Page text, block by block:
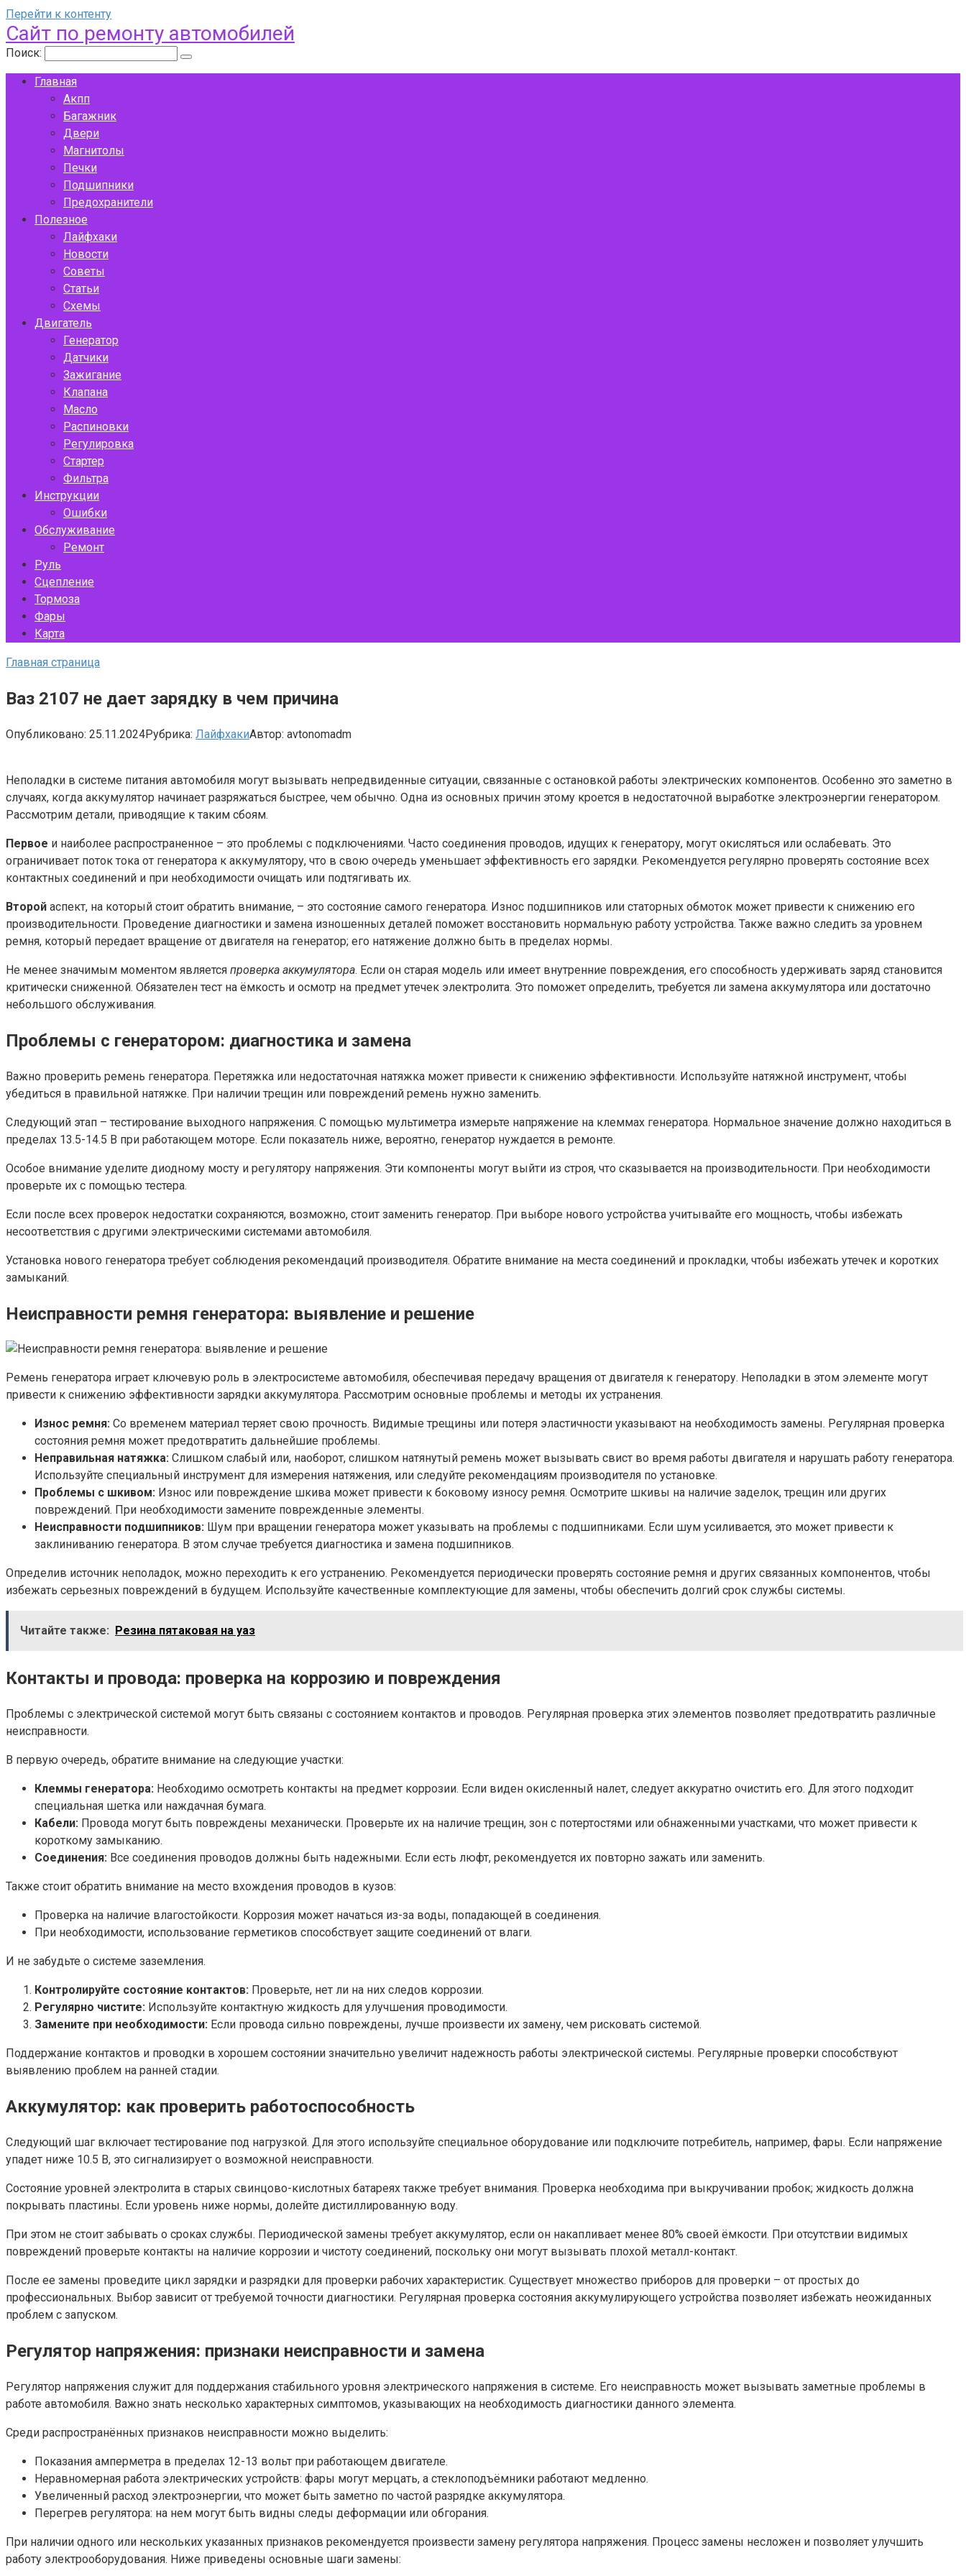
Перейти к контенту
Сайт по ремонту автомобилей
Поиск:
Главная
Акпп
Багажник
Двери
Магнитолы
Печки
Подшипники
Предохранители
Полезное
Лайфхаки
Новости
Советы
Статьи
Схемы
Двигатель
Генератор
Датчики
Зажигание
Клапана
Масло
Распиновки
Регулировка
Стартер
Фильтра
Инструкции
Ошибки
Обслуживание
Ремонт
Руль
Сцепление
Тормоза
Фары
Карта
Главная страница
Ваз 2107 не дает зарядку в чем причина
Опубликовано: 25.11.2024Рубрика: ЛайфхакиАвтор: avtonomadm
Неполадки в системе питания автомобиля могут вызывать непредвиденные ситуации, связанные с остановкой работы электрических компонентов. Особенно это заметно в
случаях, когда аккумулятор начинает разряжаться быстрее, чем обычно. Одна из основных причин этому кроется в недостаточной выработке электроэнергии генератором.
Рассмотрим детали, приводящие к таким сбоям.
Первое и наиболее распространенное – это проблемы с подключениями. Часто соединения проводов, идущих к генератору, могут окисляться или ослабевать. Это
ограничивает поток тока от генератора к аккумулятору, что в свою очередь уменьшает эффективность его зарядки. Рекомендуется регулярно проверять состояние всех
контактных соединений и при необходимости очищать или подтягивать их.
Второй аспект, на который стоит обратить внимание, – это состояние самого генератора. Износ подшипников или статорных обмоток может привести к снижению его
производительности. Проведение диагностики и замена изношенных деталей поможет восстановить нормальную работу устройства. Также важно следить за уровнем
ремня, который передает вращение от двигателя на генератор; его натяжение должно быть в пределах нормы.
Не менее значимым моментом является проверка аккумулятора. Если он старая модель или имеет внутренние повреждения, его способность удерживать заряд становится
критически сниженной. Обязателен тест на ёмкость и осмотр на предмет утечек электролита. Это поможет определить, требуется ли замена аккумулятора или достаточно
небольшого обслуживания.
Проблемы с генератором: диагностика и замена
Важно проверить ремень генератора. Перетяжка или недостаточная натяжка может привести к снижению эффективности. Используйте натяжной инструмент, чтобы
убедиться в правильной натяжке. При наличии трещин или повреждений ремень нужно заменить.
Следующий этап – тестирование выходного напряжения. С помощью мультиметра измерьте напряжение на клеммах генератора. Нормальное значение должно находиться в
пределах 13.5-14.5 В при работающем моторе. Если показатель ниже, вероятно, генератор нуждается в ремонте.
Особое внимание уделите диодному мосту и регулятору напряжения. Эти компоненты могут выйти из строя, что сказывается на производительности. При необходимости
проверьте их с помощью тестера.
Если после всех проверок недостатки сохраняются, возможно, стоит заменить генератор. При выборе нового устройства учитывайте его мощность, чтобы избежать
несоответствия с другими электрическими системами автомобиля.
Установка нового генератора требует соблюдения рекомендаций производителя. Обратите внимание на места соединений и прокладки, чтобы избежать утечек и коротких
замыканий.
Неисправности ремня генератора: выявление и решение
Ремень генератора играет ключевую роль в электросистеме автомобиля, обеспечивая передачу вращения от двигателя к генератору. Неполадки в этом элементе могут
привести к снижению эффективности зарядки аккумулятора. Рассмотрим основные проблемы и методы их устранения.
Износ ремня: Со временем материал теряет свою прочность. Видимые трещины или потеря эластичности указывают на необходимость замены. Регулярная проверка
состояния ремня может предотвратить дальнейшие проблемы.
Неправильная натяжка: Слишком слабый или, наоборот, слишком натянутый ремень может вызывать свист во время работы двигателя и нарушать работу генератора.
Используйте специальный инструмент для измерения натяжения, или следуйте рекомендациям производителя по установке.
Проблемы с шкивом: Износ или повреждение шкива может привести к боковому износу ремня. Осмотрите шкивы на наличие заделок, трещин или других
повреждений. При необходимости замените поврежденные элементы.
Неисправности подшипников: Шум при вращении генератора может указывать на проблемы с подшипниками. Если шум усиливается, это может привести к
заклиниванию генератора. В этом случае требуется диагностика и замена подшипников.
Определив источник неполадок, можно переходить к его устранению. Рекомендуется периодически проверять состояние ремня и других связанных компонентов, чтобы
избежать серьезных повреждений в будущем. Используйте качественные комплектующие для замены, чтобы обеспечить долгий срок службы системы.
Читайте также: Резина пятаковая на уаз
Контакты и провода: проверка на коррозию и повреждения
Проблемы с электрической системой могут быть связаны с состоянием контактов и проводов. Регулярная проверка этих элементов позволяет предотвратить различные
неисправности.
В первую очередь, обратите внимание на следующие участки:
Клеммы генератора: Необходимо осмотреть контакты на предмет коррозии. Если виден окисленный налет, следует аккуратно очистить его. Для этого подходит
специальная шетка или наждачная бумага.
Кабели: Провода могут быть повреждены механически. Проверьте их на наличие трещин, зон с потертостями или обнаженными участками, что может привести к
короткому замыканию.
Соединения: Все соединения проводов должны быть надежными. Если есть люфт, рекомендуется их повторно зажать или заменить.
Также стоит обратить внимание на место вхождения проводов в кузов:
Проверка на наличие влагостойкости. Коррозия может начаться из-за воды, попадающей в соединения.
При необходимости, использование герметиков способствует защите соединений от влаги.
И не забудьте о системе заземления.
Контролируйте состояние контактов: Проверьте, нет ли на них следов коррозии.
Регулярно чистите: Используйте контактную жидкость для улучшения проводимости.
Замените при необходимости: Если провода сильно повреждены, лучше произвести их замену, чем рисковать системой.
Поддержание контактов и проводки в хорошем состоянии значительно увеличит надежность работы электрической системы. Регулярные проверки способствуют
выявлению проблем на ранней стадии.
Аккумулятор: как проверить работоспособность
Следующий шаг включает тестирование под нагрузкой. Для этого используйте специальное оборудование или подключите потребитель, например, фары. Если напряжение
упадет ниже 10.5 В, это сигнализирует о возможной неисправности.
Состояние уровней электролита в старых свинцово-кислотных батареях также требует внимания. Проверка необходима при выкручивании пробок; жидкость должна
покрывать пластины. Если уровень ниже нормы, долейте дистиллированную воду.
При этом не стоит забывать о сроках службы. Периодической замены требует аккумулятор, если он накапливает менее 80% своей ёмкости. При отсутствии видимых
повреждений проверьте контакты на наличие коррозии и чистоту соединений, поскольку они могут вызывать плохой металл-контакт.
После еe замены проведите цикл зарядки и разрядки для проверки рабочих характеристик. Существует множество приборов для проверки – от простых до
профессиональных. Выбор зависит от требуемой точности диагностики. Регулярная проверка состояния аккумулирующего устройства позволяет избежать неожиданных
проблем с запуском.
Регулятор напряжения: признаки неисправности и замена
Регулятор напряжения служит для поддержания стабильного уровня электрического напряжения в системе. Его неисправность может вызывать заметные проблемы в
работе автомобиля. Важно знать несколько характерных симптомов, указывающих на необходимость диагностики данного элемента.
Среди распространённых признаков неисправности можно выделить:
Показания амперметра в пределах 12-13 вольт при работающем двигателе.
Неравномерная работа электрических устройств: фары могут мерцать, а стеклоподъёмники работают медленно.
Увеличенный расход электроэнергии, что может быть заметно по частой разрядке аккумулятора.
Перегрев регулятора: на нем могут быть видны следы деформации или обгорания.
При наличии одного или нескольких указанных признаков рекомендуется произвести замену регулятора напряжения. Процесс замены несложен и позволяет улучшить
работу электрооборудования. Ниже приведены основные шаги замены: